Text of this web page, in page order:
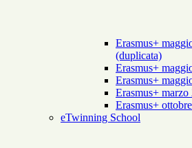
Erasmus+
(duplicata)
Erasmus+
Erasmus+
Erasmus+
Erasmus+
eTwinning School